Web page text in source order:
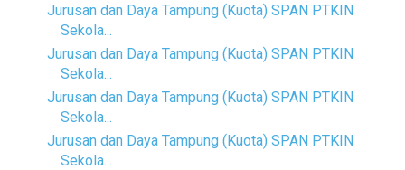
Jurusan dan Daya Tampung (Kuota) SPAN PTKIN
Sekola...
Jurusan dan Daya Tampung (Kuota) SPAN PTKIN
Sekola...
Jurusan dan Daya Tampung (Kuota) SPAN PTKIN
Sekola...
Jurusan dan Daya Tampung (Kuota) SPAN PTKIN
Sekola...